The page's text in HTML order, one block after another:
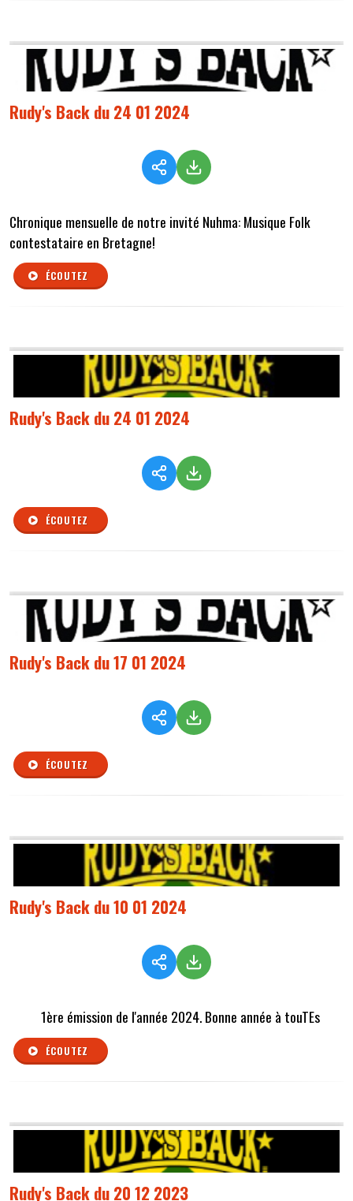
Rudy's Back du 24 01 2024
Chronique mensuelle de notre invité Nuhma: Musique Folk
contestataire en Bretagne!
ÉCOUTEZ
Rudy's Back du 24 01 2024
ÉCOUTEZ
Rudy's Back du 17 01 2024
ÉCOUTEZ
Rudy's Back du 10 01 2024
1ère émission de l'année 2024. Bonne année à touTEs
ÉCOUTEZ
Rudy's Back du 20 12 2023